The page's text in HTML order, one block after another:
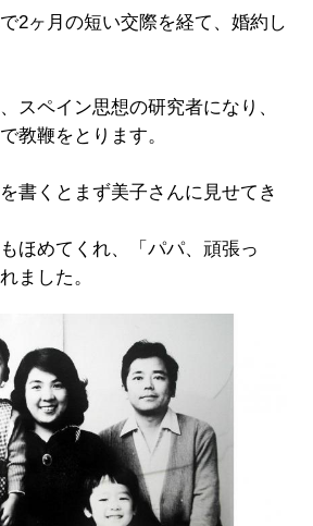
2ヶ月の短い交際を経て、婚約し
スペイン思想の研究者になり、
教鞭をとります。
書くとまず美子さんに見せてき
ほめてくれ、「パパ、頑張っ
ました。